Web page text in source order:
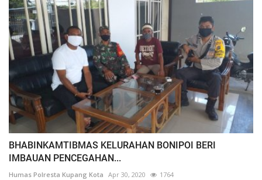
BHABINKAMTIBMAS KELURAHAN BONIPOI BERI
IMBAUAN PENCEGAHAN...
Humas Polresta Kupang Kota Apr 30, 2020 1764